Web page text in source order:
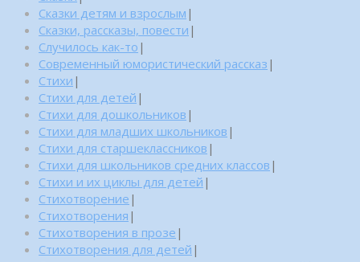
Сказки детям и взрослым |
Сказки, рассказы, повести |
Случилось как-то |
Современный юмористический рассказ |
Стихи |
Стихи для детей |
Стихи для дошкольников |
Стихи для младших школьников |
Стихи для старшеклассников |
Стихи для школьников средних классов |
Стихи и их циклы для детей |
Стихотворение |
Стихотворения |
Стихотворения в прозе |
Стихотворения для детей |